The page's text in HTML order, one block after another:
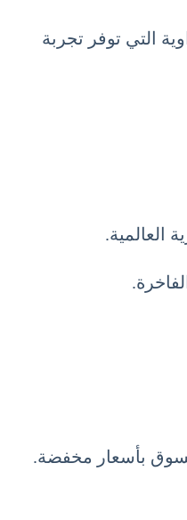
التي توفر تجربة
العالمية.
بأسعار مخفضة.